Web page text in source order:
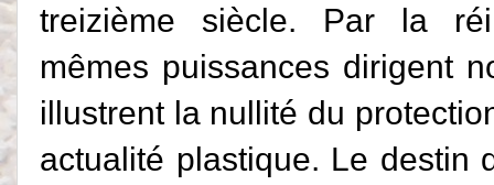
treizième siècle. Par la
mêmes puissances dirigent
illustrent la nullité du
actualité plastique. Le destin